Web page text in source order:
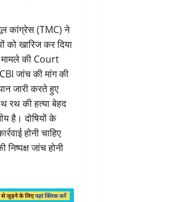
कांग्रेस (TMC) ने
को खारिज कर दिया
मामले की Court
जांच की मांग की
जारी करते हुए
रथ की हत्या बेहद
है। दोषियों के
होनी चाहिए
जांच होनी